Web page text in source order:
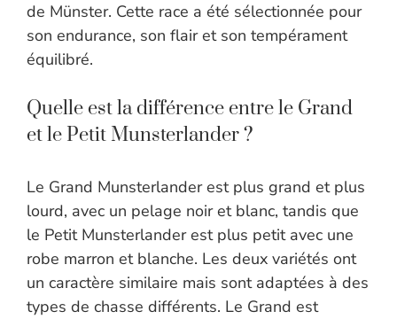
de Münster. Cette race a été sélectionnée pour
son endurance, son flair et son tempérament
équilibré.
Quelle est la différence entre le Grand
et le Petit Munsterlander ?
Le Grand Munsterlander est plus grand et plus
lourd, avec un pelage noir et blanc, tandis que
le Petit Munsterlander est plus petit avec une
robe marron et blanche. Les deux variétés ont
un caractère similaire mais sont adaptées à des
types de chasse différents. Le Grand est